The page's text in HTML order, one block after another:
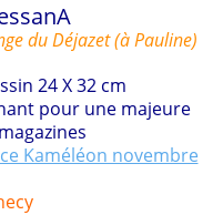
du Déjazet (à Pauline)
24 X 32 cm
pour une majeure
Kaméléon novembre